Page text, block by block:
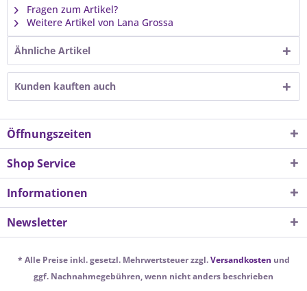
Fragen zum Artikel?
Weitere Artikel von Lana Grossa
Ähnliche Artikel
Kunden kauften auch
Öffnungszeiten
Shop Service
Informationen
Newsletter
* Alle Preise inkl. gesetzl. Mehrwertsteuer zzgl.Versandkosten und
ggf. Nachnahmegebühren, wenn nicht anders beschrieben